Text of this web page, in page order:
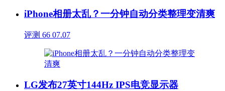
iPhone相册太乱？一分钟自动分类整理变清爽
评测 66 07.07
LG发布27英寸144Hz IPS电竞显示器